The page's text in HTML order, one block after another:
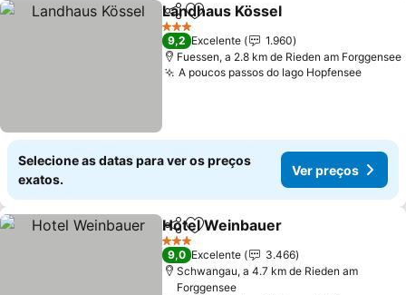
PartilharAdicionar aos favoritos
Landhaus Kössel
3 Estrelas
9,2 Excelente
1.960
Fuessen, a 2.8 km de Rieden am Forggensee
A poucos passos do lago Hopfensee
Selecione as datas para ver os preços
exatos.
Ver preços
PartilharAdicionar aos favoritos
Hotel Weinbauer
3 Estrelas
9,0 Excelente
3.466
Schwangau, a 4.7 km de Rieden am
Forggensee